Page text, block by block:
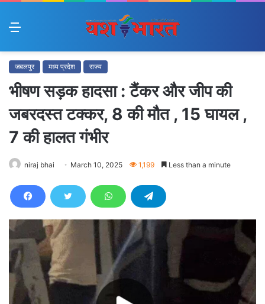
Menu
जबलपुर मध्य प्रदेश राज्य
भीषण सड़क हादसा : टैंकर और जीप की
जबरदस्त टक्कर, 8 की मौत , 15 घायल ,
7 की हालत गंभीर
niraj bhai March 10, 2025 1,199 Less than a minute